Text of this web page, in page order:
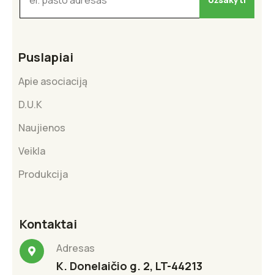
Puslapiai
Apie asociaciją
D.U.K
Naujienos
Veikla
Produkcija
Kontaktai
Adresas
K. Donelaičio g. 2, LT-44213